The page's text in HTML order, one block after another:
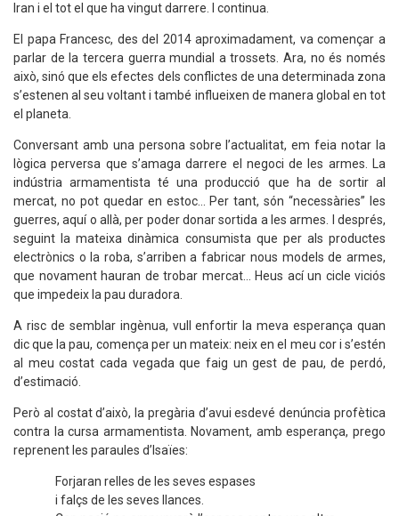
Iran i el tot el que ha vingut darrere. I continua.
El papa Francesc, des del 2014 aproximadament, va començar a
parlar de la tercera guerra mundial a trossets. Ara, no és només
això, sinó que els efectes dels conflictes de una determinada zona
s’estenen al seu voltant i també influeixen de manera global en tot
el planeta.
Conversant amb una persona sobre l’actualitat, em feia notar la
lògica perversa que s’amaga darrere el negoci de les armes. La
indústria armamentista té una producció que ha de sortir al
mercat, no pot quedar en estoc... Per tant, són “necessàries” les
guerres, aquí o allà, per poder donar sortida a les armes. I després,
seguint la mateixa dinàmica consumista que per als productes
electrònics o la roba, s’arriben a fabricar nous models de armes,
que novament hauran de trobar mercat... Heus ací un cicle viciós
que impedeix la pau duradora.
A risc de semblar ingènua, vull enfortir la meva esperança quan
dic que la pau, comença per un mateix: neix en el meu cor i s’estén
al meu costat cada vegada que faig un gest de pau, de perdó,
d’estimació.
Però al costat d’això, la pregària d’avui esdevé denúncia profètica
contra la cursa armamentista. Novament, amb esperança, prego
reprenent les paraules d’Isaïes:
Forjaran relles de les seves espases
i falçs de les seves llances.